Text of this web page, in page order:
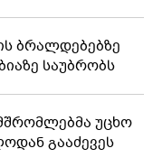
ბრალდებებზე
საუბრობს
უცხო
გააძევეს